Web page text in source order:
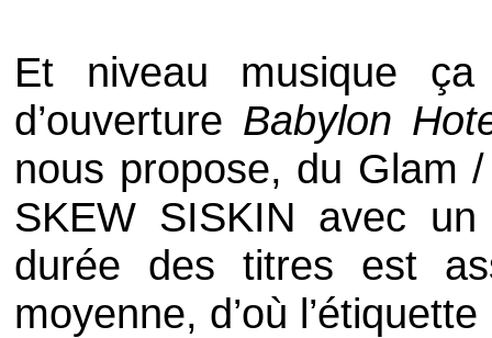
Et niveau musique
d’ouverture Babylon
nous propose, du Glam
SKEW SISKIN avec
durée des titres est
moyenne, d’où l’étiquette